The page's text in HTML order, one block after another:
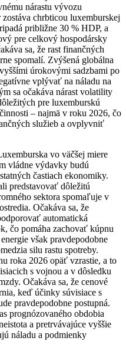
nárastu vývozu
chrbticou luxemburskej
približne 30 % HDP, a
pre celkový hospodársky
sa, že rast finančných
spomalí. Zvýšená globálna
úrokovými sadzbami po
vplývať na náladu na
sa očakáva nárast volatility
pre luxemburskú
– najmä v roku 2026, čo
služieb a ovplyvniť
vo väčšej miere
vládne výdavky budú
častiach ekonomiky.
predstavovať dôležitú
sektora spomaľuje v
Očakáva sa, že
automatická
čo pomáha zachovať kúpnu
však pravdepodobne
silu rastu spotreby.
roka 2026 opäť vzrastie, a to
s vojnou a v dôsledku
Očakáva sa, že cenové
keď účinky súvisiace s
pravdepodobne postupná.
prognózovaného obdobia
a pretrvávajúce vyššie
náladu a podmienky